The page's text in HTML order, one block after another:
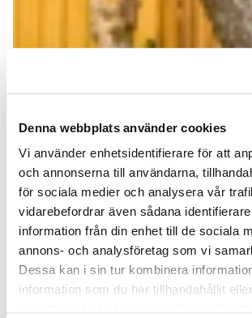
Denna webbplats använder cookies
Vi använder enhetsidentifierare för att
och annonserna till användarna,
för sociala medier och analysera vår
vidarebefordrar även sådana
information från din enhet till de sociala
annons- och analysföretag som vi
Dessa kan i sin tur kombinera
information som du har tillhandahållit